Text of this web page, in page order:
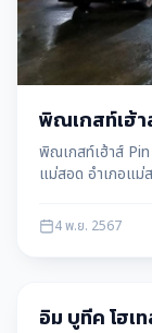
พิณเกสท์เฮ้า
พิณเกสท์เฮ้าส์
แม่สอด อำเภอแม่
4 พ.ย. 2567
แม่สอด
อิม บูทีค โฮ